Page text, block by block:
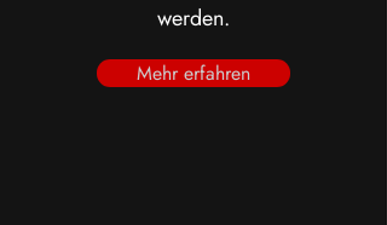
werden.
Mehr erfahren